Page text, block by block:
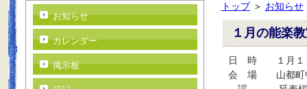
トップ＞ お知らせ
１月の能楽
日 時 １月１１
会 場 山都町
お知らせ
カレンダー
掲示板